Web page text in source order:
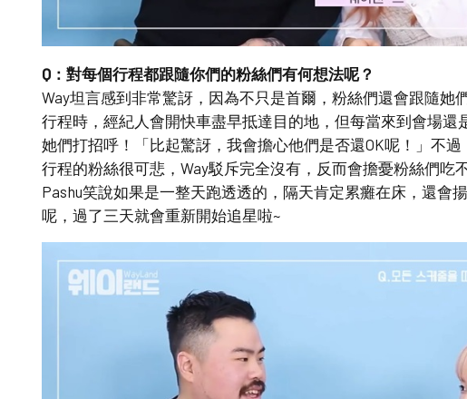
Q：對每個行程都跟隨你們的粉絲們有何想法呢？
Way坦言感到非常驚訝，因為不只是首爾，粉絲們還會跟隨她
行程時，經紀人會開快車盡早抵達目的地，但每當來到會場還
她們打招呼！「比起驚訝，我會擔心他們是否還OK呢！」不
行程的粉絲很可悲，Way駁斥完全沒有，反而會擔憂粉絲們吃
Pashu笑說如果是一整天跑透透的，隔天肯定累癱在床，還會
呢，過了三天就會重新開始追星啦~